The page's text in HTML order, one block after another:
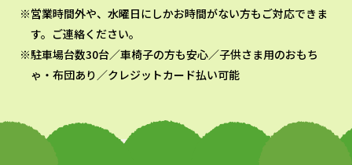
営業時間外や、水曜日にしかお時間がない方もご対応できま
す。ご連絡ください。
駐車場台数30台／車椅子の方も安心／子供さま用のおもち
ゃ・布団あり／クレジットカード払い可能